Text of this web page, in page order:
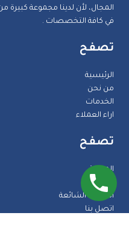
المجال، لأن لدينا مجموعة كبيرة من
في كافة التخصصات .
تصفح
الرئيسية
من نحن
الخدمات
اراء العملاء
تصفح
المدونة
الضمانات
الاسئلة الشائعة
اتصل بنا